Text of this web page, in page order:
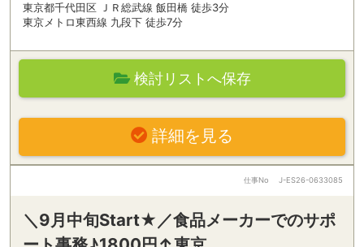
東京都千代田区 ＪＲ総武線 飯田橋 徒歩3分
東京メトロ東西線 九段下 徒歩7分
検討リストへ保存
詳細を見る
仕事No J-ES26-0633085
＼9月中旬Start★／食品メーカーでのサポ